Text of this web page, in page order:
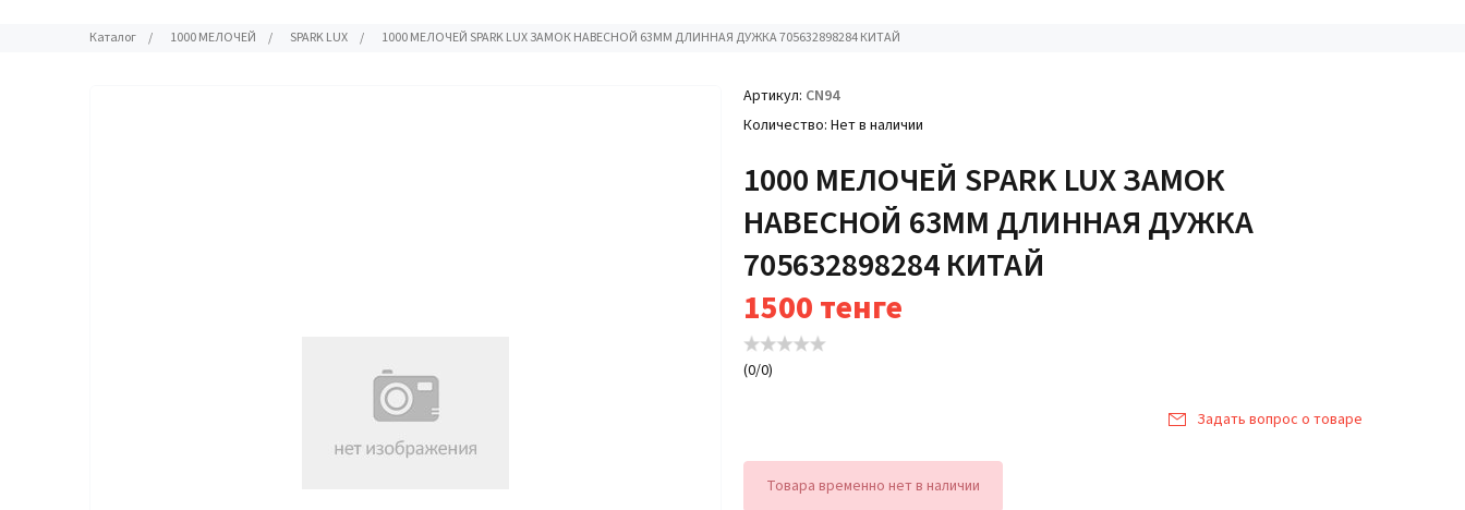
Каталог / 1000 МЕЛОЧЕЙ / SPARK LUX / 1000 МЕЛОЧЕЙ SPARK LUX ЗАМОК НАВЕСНОЙ 63ММ ДЛИННАЯ ДУЖКА 705632898284 КИТАЙ
Артикул CN94
Количество Нет в наличии
1000 МЕЛОЧЕЙ SPARK LUX ЗАМОК
НАВЕСНОЙ 63ММ ДЛИННАЯ ДУЖКА
705632898284 КИТАЙ
1500тенге
(0/0)
Задать вопрос о товаре
Товара временно нет в наличии